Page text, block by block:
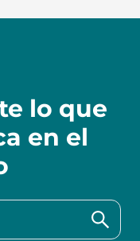
lo que
en el